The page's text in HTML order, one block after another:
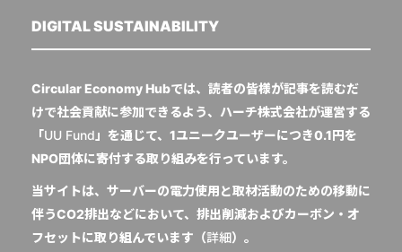
DIGITAL SUSTAINABILITY
Circular Economy Hubでは、読者の皆様が記事を読むだ
けで社会貢献に参加できるよう、ハーチ株式会社が運営する
「UU Fund 」を通じて、1ユニークユーザーにつき0.1円を
NPO団体に寄付する取り組みを行っています。
当サイトは、サーバーの電力使用と取材活動のための移動に
伴うCO2排出などにおいて、排出削減およびカーボン・オ
フセットに取り組んでいます（詳細）。